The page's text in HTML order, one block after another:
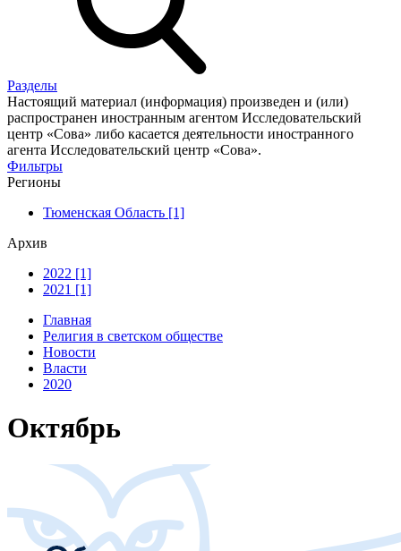
Разделы
Настоящий материал (информация) произведен и (или)
распространен иностранным агентом Исследовательский
центр «Сова» либо касается деятельности иностранного
агента Исследовательский центр «Сова».
Фильтры
Регионы
Тюменская Область [1]
Архив
2022 [1]
2021 [1]
Главная
Религия в светском обществе
Новости
Власти
2020
Октябрь